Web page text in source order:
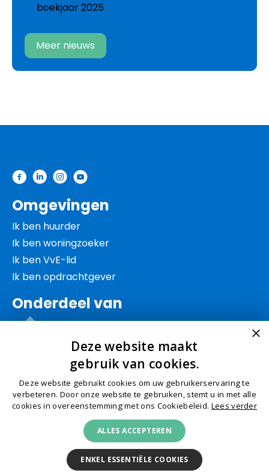
boekjaar 2025
Meer nieuws
Contactinformatie
Omgevingen
Ik ben huurder
Ik ben woningzoeker
Ik ben VvE-lid
Ik ben opdrachtgever
Onderdeel van
© Schep 2026 Algemene voorwaarden Privacy
Klachtenafhandeling Toegankelijkheid
KVK 27151966
×
Deze website maakt
gebruik van cookies.
Deze website gebruikt cookies om uw gebruikerservaring te
verbeteren. Door onze website te gebruiken, stemt u in met alle
cookies in overeenstemming met ons Cookiebeleid. Lees verder
ALLES ACCEPTEREN
ENKEL ESSENTIËLE COOKIES